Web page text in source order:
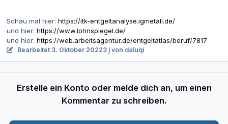
Schau mal hier: https://itk-entgeltanalyse.igmetall.de/
und hier: https://www.lohnspiegel.de/
und hier: https://web.arbeitsagentur.de/entgeltatlas/beruf/7817
Bearbeitet 3. Oktober 20223 j von daluqi
Erstelle ein Konto oder melde dich an, um einen
Kommentar zu schreiben.